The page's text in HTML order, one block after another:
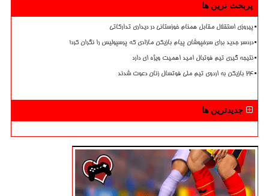
پربحث ترین ها
پیروزی استقلال مقابل همنام خوزستانی در دیداری تدارکاتی
دردسر جدید برای سرخپوشان پیام بازیکن مازادی که پرسپولیس را نگران کرد!
نتیجه گیری تیم فوتبال امید اهمیت ویژه ای دارد
۲۴ بازیکن به اردوی تیم ملی فوتسال زنان دعوت شدند
جدیدترین ها